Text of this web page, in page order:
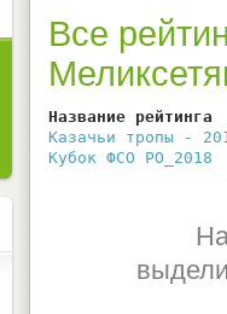
Все
Название
Казачьи тропы -
Кубок ФСО РО_2018